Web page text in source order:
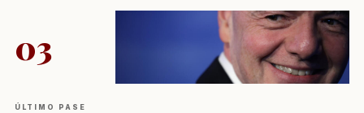
03
ÚLTIMO PASE